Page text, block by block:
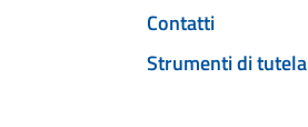
Contatti
Strumenti di tutela